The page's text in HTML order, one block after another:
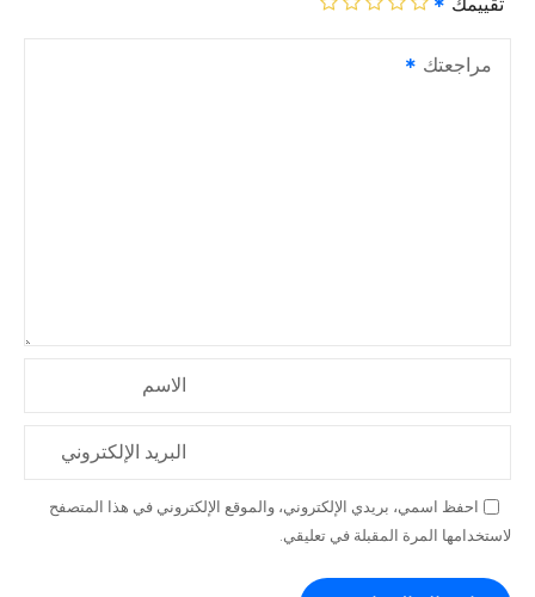
مراجعتك
الاسم
البريد الإلكتروني
احفظ اسمي، بريدي الإلكتروني، والموقع الإلكتروني في هذا المتصفح
لاستخدامها المرة المقبلة في تعليقي.